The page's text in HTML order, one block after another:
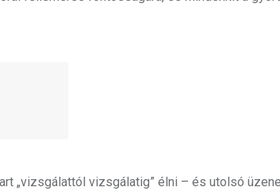
„vizsgálattól vizsgálatig” élni – és utolsó